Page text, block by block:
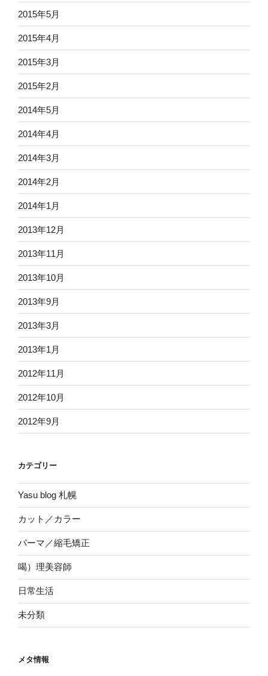
2015年5月
2015年4月
2015年3月
2015年2月
2014年5月
2014年4月
2014年3月
2014年2月
2014年1月
2013年12月
2013年11月
2013年10月
2013年9月
2013年3月
2013年1月
2012年11月
2012年10月
2012年9月
カテゴリー
Yasu blog 札幌
カット／カラー
パーマ／縮毛矯正
喝）理美容師
日常生活
未分類
メタ情報